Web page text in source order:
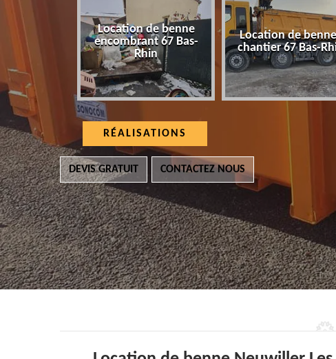
Location de benne
encombrant 67 Bas-
Rhin
Location de
chantier 67 Bas-
RÉALISATIONS
DEVIS GRATUIT CONTACTEZ NOUS